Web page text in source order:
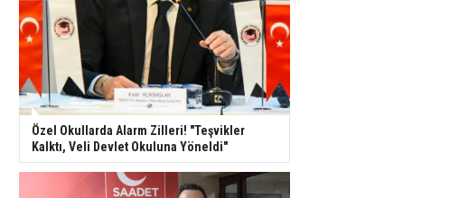
Özel Okullarda Alarm Zilleri! "Teşvikler
Kalktı, Veli Devlet Okuluna Yöneldi"